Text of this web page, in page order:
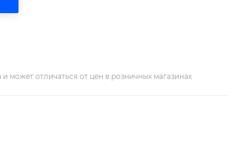
может отличаться от цен в розничных магазинах